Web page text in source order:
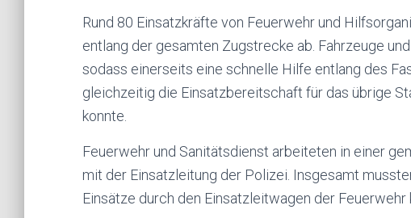
Rund 80 Einsatzkräfte von Feuerwehr und
entlang der gesamten Zugstrecke ab. Fahrzeuge
sodass einerseits eine schnelle Hilfe entlang des
gleichzeitig die Einsatzbereitschaft für das übrige
konnte.
Feuerwehr und Sanitätsdienst arbeiteten in einer
mit der Einsatzleitung der Polizei. Insgesamt
Einsätze durch den Einsatzleitwagen der Feuerwehr